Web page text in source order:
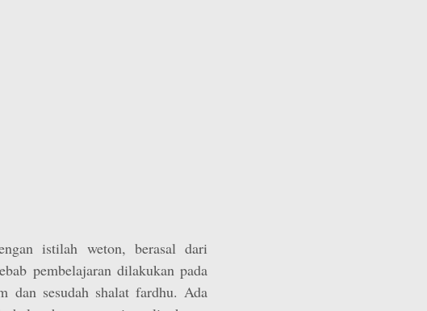
istilah weton, berasal dari
pembelajaran dilakukan pada
dan sesudah shalat fardhu. Ada